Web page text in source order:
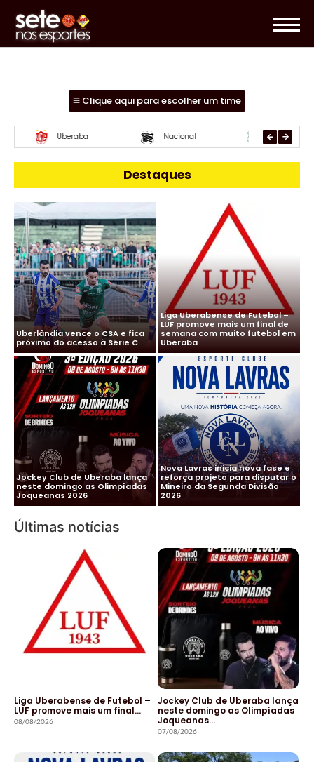
Clique aqui para escolher um time
Mamoré URT Paracatu
Destaques
Uberlândia vence o CSA e fica
próximo do acesso à Série C
Liga Uberabense de Futebol –
LUF promove mais um final de
semana com muito futebol em
Uberaba
Jockey Club de Uberaba lança
neste domingo as Olimpíadas
Joqueanas 2026
Nova Lavras inicia nova fase e
reforça projeto para disputar o
Mineiro da Segunda Divisão
2026
Últimas notícias
Liga Uberabense de Futebol –
LUF promove mais um final…
08/08/2026
Jockey Club de Uberaba lança
neste domingo as Olimpíadas
Joqueanas…
07/08/2026